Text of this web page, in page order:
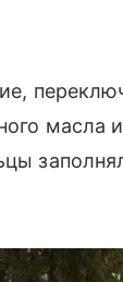
масла